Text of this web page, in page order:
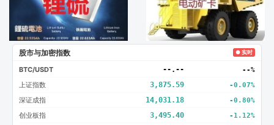
股市与加密指数 ● 实时
BTC/USDT --.-- --%
上证指数 3,875.59 -0.07%
深证成指 14,031.18 -0.80%
创业板指 3,495.40 -1.12%